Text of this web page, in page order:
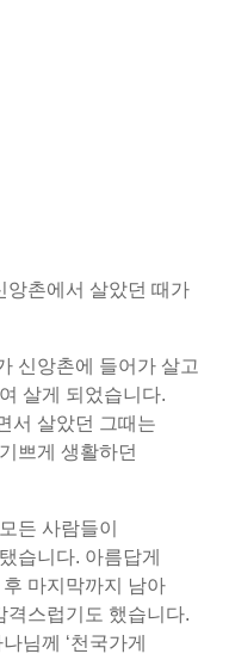
앙촌에서 살았던 때가
신앙촌에 들어가 살고
살게 되었습니다.
서 살았던 그때는
쁘게 생활하던
든 사람들이
습니다. 아름답게
마지막까지 남아
격스럽기도 했습니다.
님께 ‘천국가게